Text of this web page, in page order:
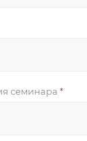
семинара *